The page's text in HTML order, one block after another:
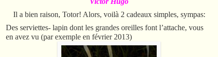
Il a bien raison, Totor! Alors, voilà 2 cadeaux simples, sympas:
Des serviettes- lapin dont les grandes oreilles font l’attache, vous
en avez vu (par exemple en février 2013)